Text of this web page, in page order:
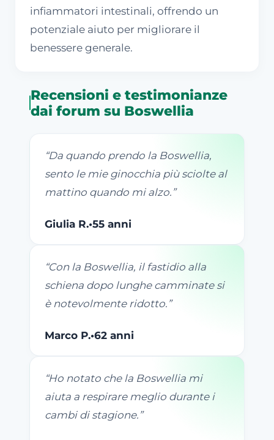
infiammatori intestinali, offrendo un
potenziale aiuto per migliorare il
benessere generale.
Recensioni e testimonianze
dai forum su Boswellia
“Da quando prendo la Boswellia,
sento le mie ginocchia più sciolte al
mattino quando mi alzo. ”
Giulia R.•55 anni
“Con la Boswellia, il fastidio alla
schiena dopo lunghe camminate si
è notevolmente ridotto. ”
Marco P.•62 anni
“Ho notato che la Boswellia mi
aiuta a respirare meglio durante i
cambi di stagione. ”